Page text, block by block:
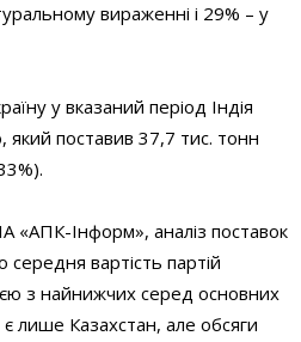
вираженні і 29% – у
у вказаний період Індія
поставив 37,7 тис. тонн
«АПК-Інформ», аналіз поставок
вартість партій
з найнижчих серед основних
лише Казахстан, але обсяги